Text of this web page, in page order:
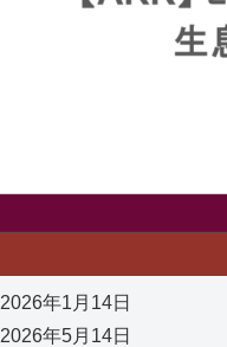
2026年1月14日
2026年5月14日